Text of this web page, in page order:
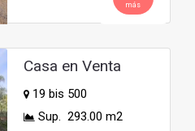
más
Casa en Venta
19 bis 500
Sup. 293.00 m2